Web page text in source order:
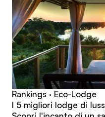
Rankings · Eco-Lodge
I 5 migliori lodge di